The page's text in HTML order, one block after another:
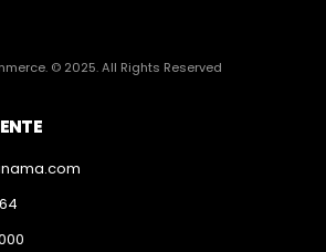
© 2025. All Rights Reserved